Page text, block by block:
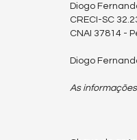
Diogo
CRECI-SC
CNAI 37814 -
Diogo
As